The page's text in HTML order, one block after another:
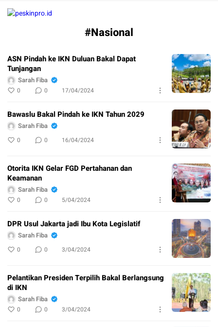
#Nasional
ASN Pindah ke IKN Duluan Bakal Dapat
Tunjangan
Sarah Fiba
0 0 17/04/2024
Bawaslu Bakal Pindah ke IKN Tahun 2029
Sarah Fiba
0 0 16/04/2024
Otorita IKN Gelar FGD Pertahanan dan
Keamanan
Sarah Fiba
0 0 5/04/2024
DPR Usul Jakarta jadi Ibu Kota Legislatif
Sarah Fiba
0 0 3/04/2024
Pelantikan Presiden Terpilih Bakal Berlangsung
di IKN
Sarah Fiba
0 0 3/04/2024